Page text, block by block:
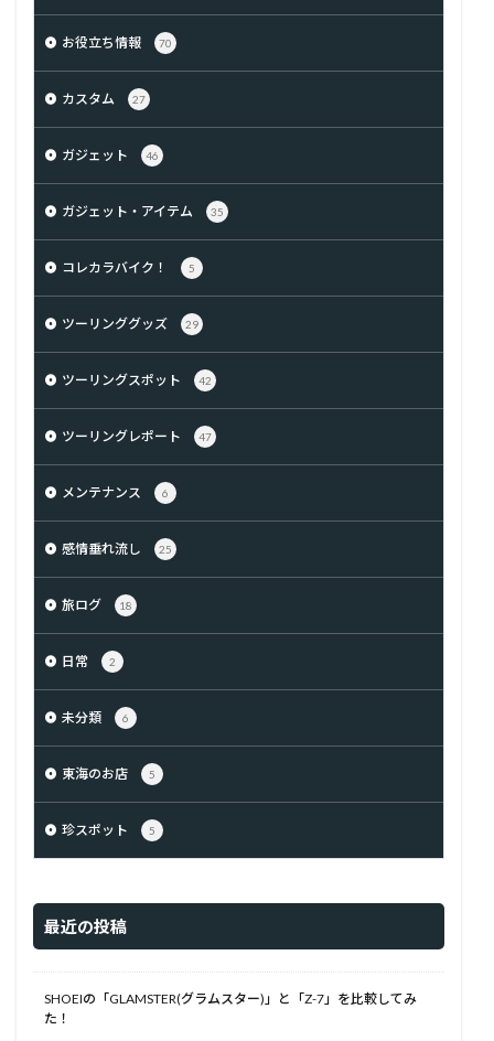
お役立ち情報 70
カスタム 27
ガジェット 46
ガジェット・アイテム 35
コレカラバイク！ 5
ツーリンググッズ 29
ツーリングスポット 42
ツーリングレポート 47
メンテナンス 6
感情垂れ流し 25
旅ログ 18
日常 2
未分類 6
東海のお店 5
珍スポット 5
最近の投稿
SHOEIの「GLAMSTER(グラムスター)」と「Z-7」を比較してみ
た！